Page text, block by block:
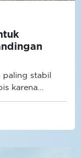
paling stabil
karena
rendah
lembap